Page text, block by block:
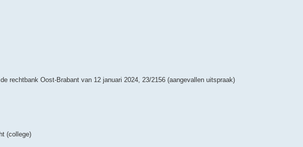
rechtbank Oost-Brabant van 12 januari 2024, 23/2156 (aangevallen uitspraak)
(college)